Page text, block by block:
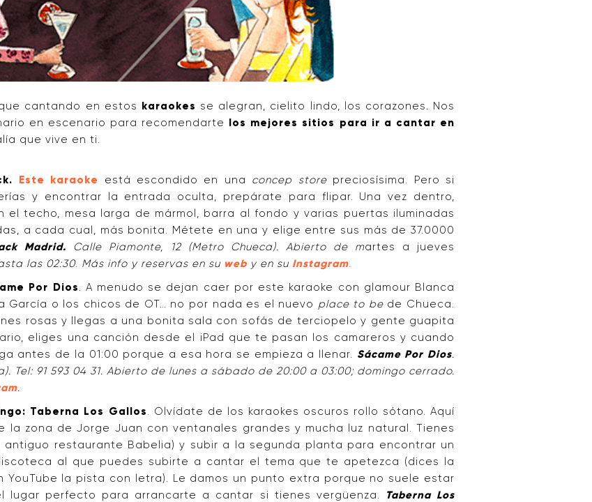
cantando en estos karaokes se alegran, cielito lindo, los corazones. Nos
en escenario para recomendarte los mejores sitios para ir a cantar en
que vive en ti.
Este karaoke está escondido en una concep storepreciosísima. Pero si
y encontrar la entrada oculta, prepárate para flipar. Una vez dentro,
el techo, mesa larga de mármol, barra al fondo y varias puertas iluminadas
a cada cual, más bonita. Métete en una y elige entre sus más de 37.0000
Madrid. Calle Piamonte, 12 (Metro Chueca). Abierto de martes a jueves
las 02:30. Más info y reservas en su web y en su Instagram.
Por Dios. A menudo se dejan caer por este karaoke con glamour Blanca
García o los chicos de OT… no por nada es el nuevo place to bede Chueca.
rosas y llegas a una bonita sala con sofás de terciopelo y gente guapita
eliges una canción desde el iPad que te pasan los camareros y cuando
antes de la 01:00 porque a esa hora se empieza a llenar. Sácame Por Dios.
Tel: 91 593 04 31. Abierto de lunes a sábado de 20:00 a 03:00; domingo cerrado.
.
Taberna Los Gallos. Olvídate de los karaokes oscuros rollo sótano. Aquí
zona de Jorge Juan con ventanales grandes y mucha luz natural. Tienes
restaurante Babelia) y subir a la segunda planta para encontrar un
al que puedes subirte a cantar el tema que te apetezca (dices la
la pista con letra). Le damos un punto extra porque no suele estar
perfecto para arrancarte a cantar si tienes vergüenza.
Taberna Los